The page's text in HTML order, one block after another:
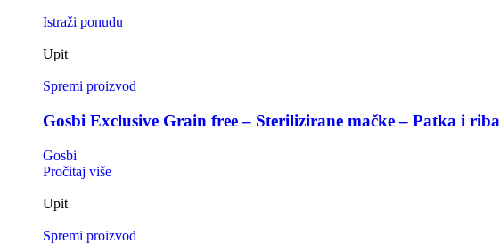
Istraži ponudu
Upit
Spremi proizvod
Gosbi Exclusive Grain free – Sterilizirane mačke – Patka i riba
Gosbi
Pročitaj više
Upit
Spremi proizvod